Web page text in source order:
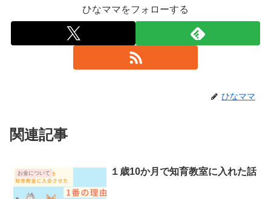
ひなママをフォローする
ひなママ
関連記事
お金について １歳10か月で知育教室に入れた話